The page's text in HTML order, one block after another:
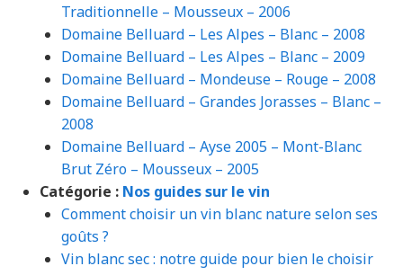
Traditionnelle – Mousseux – 2006
Domaine Belluard – Les Alpes – Blanc – 2008
Domaine Belluard – Les Alpes – Blanc – 2009
Domaine Belluard – Mondeuse – Rouge – 2008
Domaine Belluard – Grandes Jorasses – Blanc –
2008
Domaine Belluard – Ayse 2005 – Mont-Blanc
Brut Zéro – Mousseux – 2005
Catégorie : Nos guides sur le vin
Comment choisir un vin blanc nature selon ses
goûts ?
Vin blanc sec : notre guide pour bien le choisir